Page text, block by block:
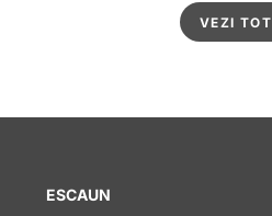
VEZI TOT
ESCAUN